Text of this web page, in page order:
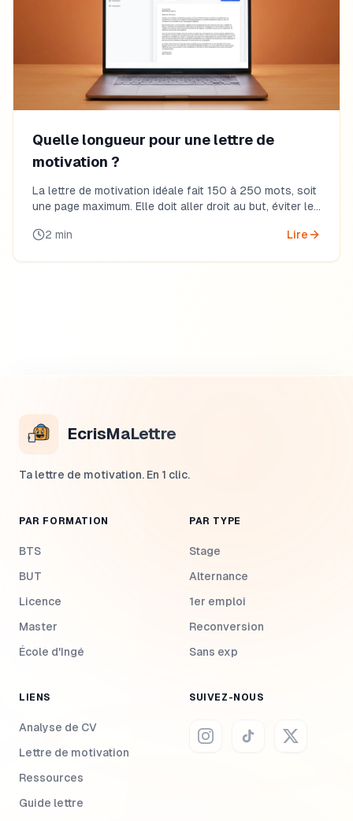
Quelle longueur pour une lettre de
motivation ?
La lettre de motivation idéale fait 150 à 250 mots, soit
une page maximum. Elle doit aller droit au but, éviter les
parties (introduction, motivation, conclusion).
2 min Lire
EcrisMaLettre
Ta lettre de motivation. En 1 clic.
PAR FORMATION
BTS
BUT
Licence
Master
École d'Ingé
PAR TYPE
Stage
Alternance
1er emploi
Reconversion
Sans exp
LIENS
Analyse de CV
Lettre de motivation
Ressources
Guide lettre
SUIVEZ-NOUS